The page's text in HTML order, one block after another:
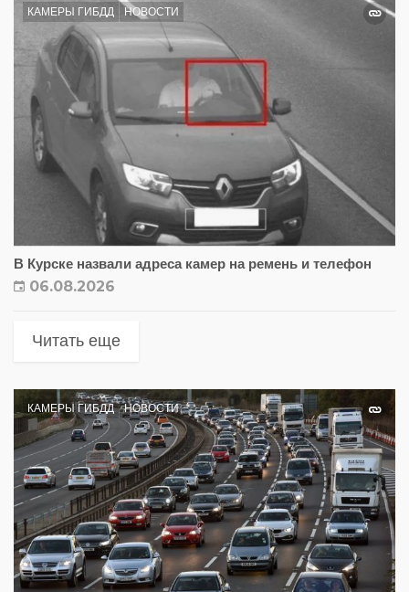
КАМЕРЫ ГИБДД НОВОСТИ
В Курске назвали адреса камер на ремень и телефон
06.08.2026
Читать еще
КАМЕРЫ ГИБДД НОВОСТИ